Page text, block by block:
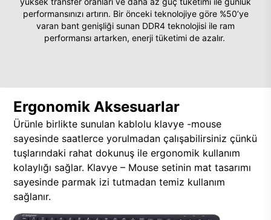
performansınızı artırın. Bir önceki teknolojiye göre %50’ye
varan bant genişliği sunan DDR4 teknolojisi ile ram
performansı artarken, enerji tüketimi de azalır.
Ergonomik Aksesuarlar
Ürünle birlikte sunulan kablolu klavye -mouse
sayesinde saatlerce yorulmadan çalışabilirsiniz çünkü
tuşlarındaki rahat dokunuş ile ergonomik kullanım
kolaylığı sağlar. Klavye – Mouse setinin mat tasarımı
sayesinde parmak izi tutmadan temiz kullanım
sağlanır.